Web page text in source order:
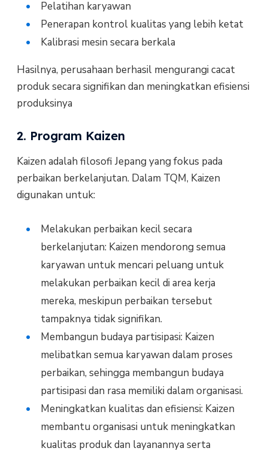
Pelatihan karyawan
Penerapan kontrol kualitas yang lebih ketat
Kalibrasi mesin secara berkala
Hasilnya, perusahaan berhasil mengurangi cacat
produk secara signifikan dan meningkatkan efisiensi
produksinya
2. Program Kaizen
Kaizen adalah filosofi Jepang yang fokus pada
perbaikan berkelanjutan. Dalam TQM, Kaizen
digunakan untuk:
Melakukan perbaikan kecil secara
berkelanjutan: Kaizen mendorong semua
karyawan untuk mencari peluang untuk
melakukan perbaikan kecil di area kerja
mereka, meskipun perbaikan tersebut
tampaknya tidak signifikan.
Membangun budaya partisipasi: Kaizen
melibatkan semua karyawan dalam proses
perbaikan, sehingga membangun budaya
partisipasi dan rasa memiliki dalam organisasi.
Meningkatkan kualitas dan efisiensi: Kaizen
membantu organisasi untuk meningkatkan
kualitas produk dan layanannya serta